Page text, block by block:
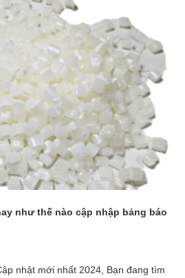
như thế nào cập nhập bảng báo
nhật mới nhất 2024, Bạn đang tìm